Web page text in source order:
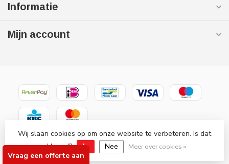
Vraag een offerte aan
Informatie
Mijn account
© Copyright 2026 Gaslooswonen .nl - Grootste in elektrische
verwarming Officiële Quality Heating
Wij slaan cookies op om onze website te verbeteren. Is dat
akkoord?
Ja Nee Meer over cookies »